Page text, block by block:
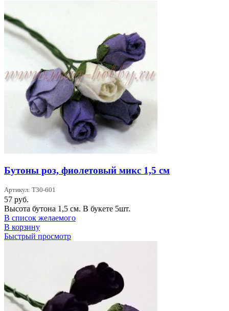
Бутоны роз, фиолетовый микс 1,5 см
Артикул: T30-601
57 руб.
Высота бутона 1,5 см. В букете 5шт.
В список желаемого
В корзину
Быстрый просмотр